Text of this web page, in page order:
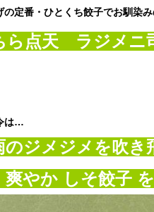
の定番・ひとくち餃子でお馴染
ら点天 ラジメニ
は…
雨のジメジメ
しそ餃子 を